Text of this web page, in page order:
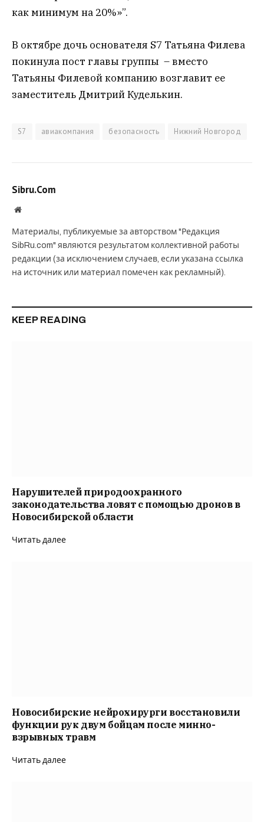
как минимум на 20%»”.
В октябре дочь основателя S7 Татьяна Филева
покинула пост главы группы – вместо
Татьяны Филевой компанию возглавит ее
заместитель Дмитрий Куделькин.
S7 авиакомпания безопасность Нижний Новгород
Sibru.Com
Website
Материалы, публикуемые за авторством "Редакция
SibRu.com" являются результатом коллективной работы
редакции (за исключением случаев, если указана ссылка
на источник или материал помечен как рекламный).
KEEP READING
Нарушителей природоохранного
законодательства ловят с помощью дронов в
Новосибирской области
Читать далее
Новосибирские нейрохирурги восстановили
функции рук двум бойцам после минно-
взрывных травм
Читать далее